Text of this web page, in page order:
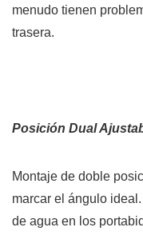
menudo tienen
trasera.
Posición Dual
Montaje de doble
marcar el ángulo
de agua en los